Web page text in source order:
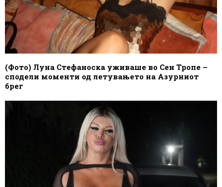
(Фото) Луна Стефаноска уживаше во Сен Тропе –
сподели моменти од летувањето на Азурниот
брег